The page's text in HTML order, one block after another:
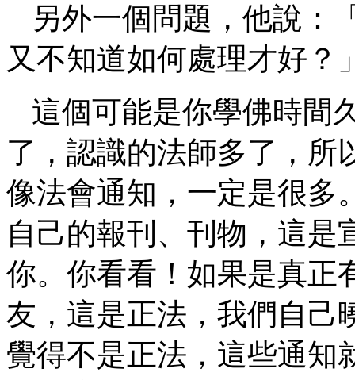
另外一個問題，他說：
又不知道如何處理才好？
這個可能是你學佛時間
了，認識的法師多了，所
像法會通知，一定是很多
自己的報刊、刊物，這是
你。你看看！如果是真正
友，這是正法，我們自己
覺得不是正法，這些通知